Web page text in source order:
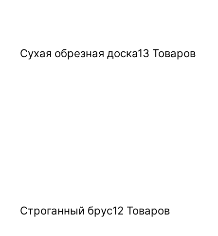
Сухая обрезная доска13 Товаров
Строганный брус12 Товаров